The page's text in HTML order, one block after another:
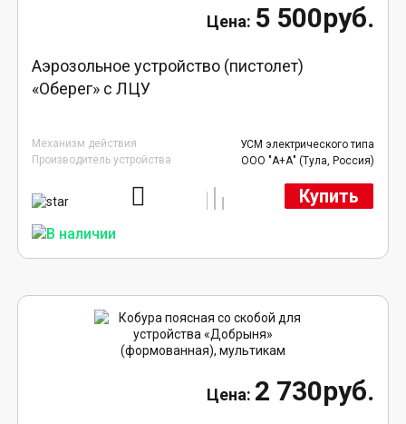
5 500руб.
Аэрозольное устройство (пистолет)
«Оберег» с ЛЦУ
Механизм действия
УСМ электрического типа
Производитель устройства
ООО "А+А" (Тула, Россия)
Купить
2 730руб.